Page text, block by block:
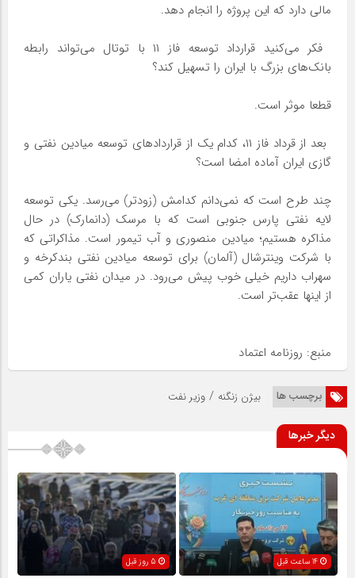
مالی دارد که این پروژه را انجام دهد.
‌ فکر می‌کنید قرارداد توسعه فاز ۱۱ با توتال می‌تواند رابطه
بانک‌های بزرگ با ایران را تسهیل کند؟
قطعا موثر است.
‌ بعد از قرداد فاز ۱۱، کدام یک از قراردادهای توسعه میادین نفتی و
گازی ایران آماده امضا است؟
چند طرح است که نمی‌دانم کدامش (زودتر) می‌رسد. یکی توسعه
لایه نفتی پارس جنوبی است که با مرسک (دانمارک) در حال
مذاکره هستیم؛ میادین منصوری و آب تیمور است. مذاکراتی که
با شرکت وینترشال (آلمان) برای توسعه میادین نفتی بندکرخه و
سهراب داریم خیلی خوب پیش می‌رود. در میدان نفتی یاران کمی
از اینها عقب‌تر است.
منبع: روزنامه اعتماد
برچسب ها بیژن زنگنه / وزیر نفت
دیگر خبرها
14 ساعت قبل